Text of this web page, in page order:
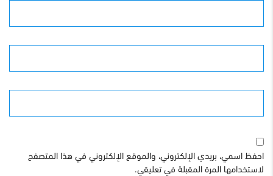
احفظ اسمي، بريدي الإلكتروني، والموقع الإلكتروني في هذا المتصفح
لاستخدامها المرة المقبلة في تعليقي.